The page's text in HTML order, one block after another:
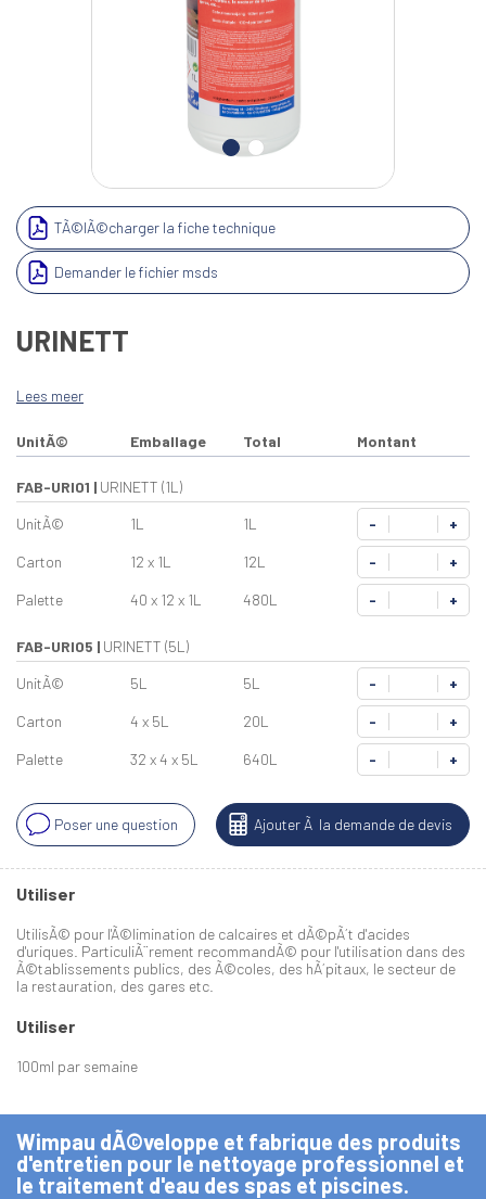
TÃ©lÃ©charger la fiche technique
Demander le fichier msds
URINETT
Lees meer
UnitÃ© Emballage Total Montant
FAB-URI01 | URINETT (1L)
UnitÃ©
1L 1L - +
Carton 12 x 1L 12L - +
Palette 40 x 12 x 1L 480L - +
FAB-URI05 | URINETT (5L)
UnitÃ©
5L 5L - +
Carton 4 x 5L 20L - +
Palette 32 x 4 x 5L 640L - +
Ajouter Ã la demande de devis
Poser une question
Utiliser
UtilisÃ© pour l'Ã©limination de calcaires et dÃ©pÃ´t d'acides
d'uriques. ParticuliÃ¨rement recommandÃ© pour l'utilisation dans des
Ã©tablissements publics, des Ã©coles, des hÃ´pitaux, le secteur de
la restauration, des gares etc.
Utiliser
100ml par semaine
Wimpau dÃ©veloppe et fabrique des produits
d'entretien pour le nettoyage professionnel et
le traitement d'eau des spas et piscines.